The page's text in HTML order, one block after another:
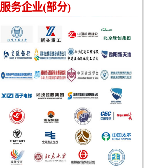
服务企业(部分)